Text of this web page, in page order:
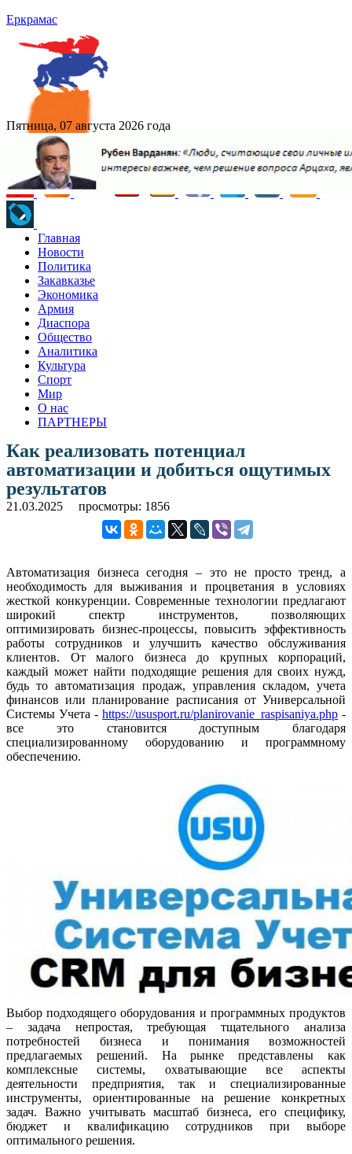
Еркрамас
Пятница, 07 августа 2026 года
Главная
Новости
Политика
Закавказье
Экономика
Армия
Диаспора
Общество
Аналитика
Культура
Спорт
Мир
О нас
ПАРТНЕРЫ
Как реализовать потенциал
автоматизации и добиться ощутимых
результатов
21.03.2025 просмотры: 1856
Автоматизация бизнеса сегодня – это не просто тренд, а
необходимость для выживания и процветания в условиях
жесткой конкуренции. Современные технологии предлагают
широкий спектр инструментов, позволяющих
оптимизировать бизнес-процессы, повысить эффективность
работы сотрудников и улучшить качество обслуживания
клиентов. От малого бизнеса до крупных корпораций,
каждый может найти подходящие решения для своих нужд,
будь то автоматизация продаж, управления складом, учета
финансов или планирование расписания от Универсальной
Системы Учета - https://ususport.ru/planirovanie_raspisaniya.php -
все это становится доступным благодаря
специализированному оборудованию и программному
обеспечению.
Выбор подходящего оборудования и программных продуктов
– задача непростая, требующая тщательного анализа
потребностей бизнеса и понимания возможностей
предлагаемых решений. На рынке представлены как
комплексные системы, охватывающие все аспекты
деятельности предприятия, так и специализированные
инструменты, ориентированные на решение конкретных
задач. Важно учитывать масштаб бизнеса, его специфику,
бюджет и квалификацию сотрудников при выборе
оптимального решения.